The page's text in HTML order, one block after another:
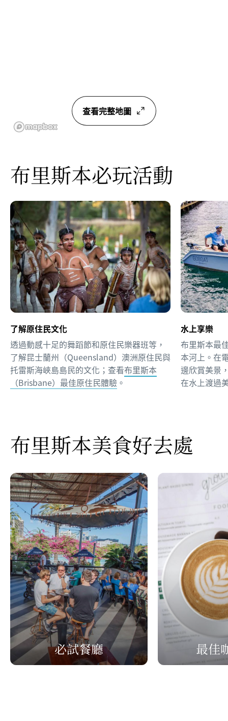
查看完整地圖
布里斯本必玩活動
了解原住民文化
透過動感十足的舞蹈節和原住民樂器班等，
了解昆士蘭州（Queensland）澳洲原住民與
托雷斯海峽島島民的文化；查看布里斯本
（Brisbane）最佳原住民體驗 。
水上享樂
布里斯本最
本河上。在
邊欣賞美景
在水上渡過
布里斯本美食好去處
必試餐廳 最佳